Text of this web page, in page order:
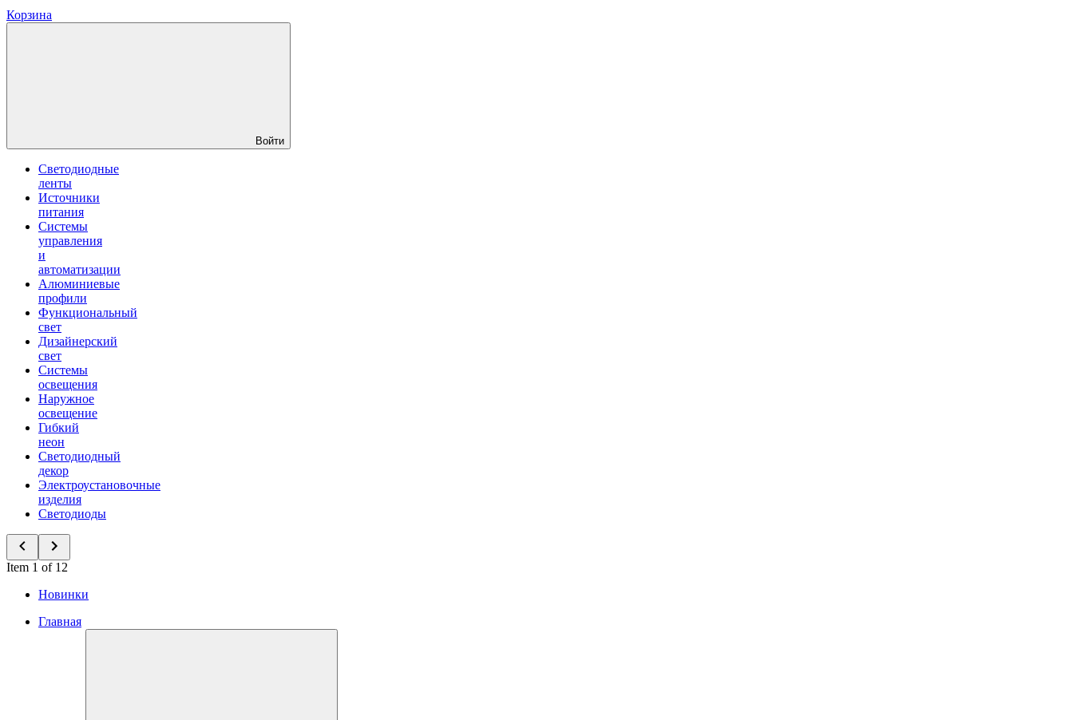
Корзина
Войти
Светодиодные
ленты
Источники
питания
Системы
управления
и
автоматизации
Алюминиевые
профили
Функциональный
свет
Дизайнерский
свет
Системы
освещения
Наружное
освещение
Гибкий
неон
Светодиодный
декор
Электроустановочные
изделия
Светодиоды
Item 1 of 12
Новинки
Главная